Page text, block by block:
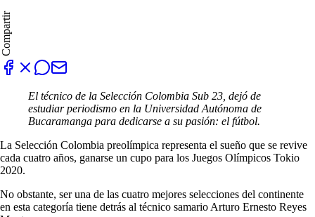
Compartir
El técnico de la Selección Colombia Sub 23, dejó de
estudiar periodismo en la Universidad Autónoma de
Bucaramanga para dedicarse a su pasión: el fútbol.
La Selección Colombia preolímpica representa el sueño que se revive
cada cuatro años, ganarse un cupo para los Juegos Olímpicos Tokio
2020.
No obstante, ser una de las cuatro mejores selecciones del continente
en esta categoría tiene detrás al técnico samario Arturo Ernesto Reyes